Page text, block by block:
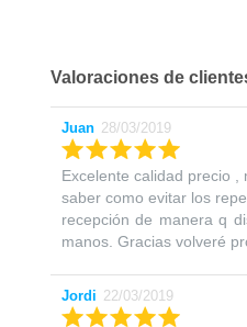
Valoraciones de
Juan 28/03/2019
Excelente calidad precio
saber como evitar los
recepción de manera q
manos. Gracias volveré
Jordi 22/03/2019